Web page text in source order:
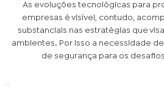
As evoluções tecnológicas para
empresas é visível, contudo,
substanciais nas estratégias que
ambientes. Por isso a necessidade
de segurança para os